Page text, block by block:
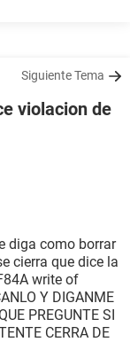
Siguiente Tema
violacion de
diga como borrar
cierra que dice la
write of
Y DIGANME
PREGUNTE SI
CERRA DE